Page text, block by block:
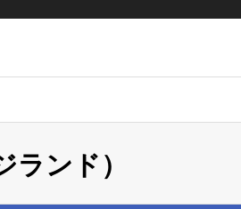
ンド）